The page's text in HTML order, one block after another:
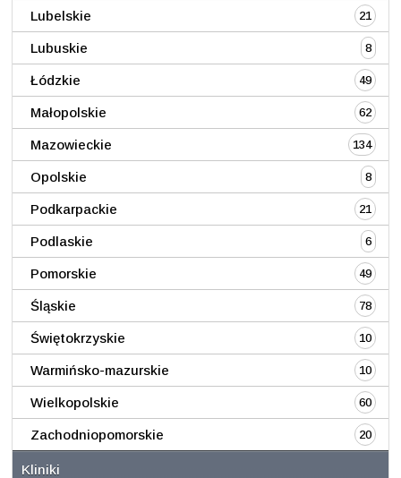
Lubelskie 21
Lubuskie 8
Łódzkie 49
Małopolskie 62
Mazowieckie 134
Opolskie 8
Podkarpackie 21
Podlaskie 6
Pomorskie 49
Śląskie 78
Świętokrzyskie 10
Warmińsko-mazurskie 10
Wielkopolskie 60
Zachodniopomorskie 20
Kliniki